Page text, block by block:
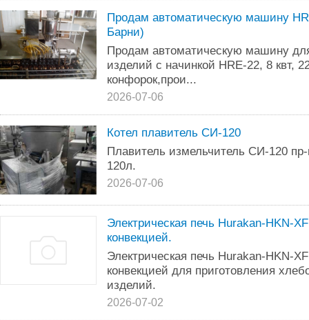
Продам автоматическую машину
Барни)
Продам автоматическую машину
изделий с начинкой HRE-22, 8 квт,
конфорок,прои...
2026-07-06
Котел плавитель СИ-120
Плавитель измельчитель СИ-120
120л.
2026-07-06
Электрическая печь Hurakan-HKN-
конвекцией.
Электрическая печь Hurakan-HKN-
конвекцией для приготовления
изделий.
2026-07-02